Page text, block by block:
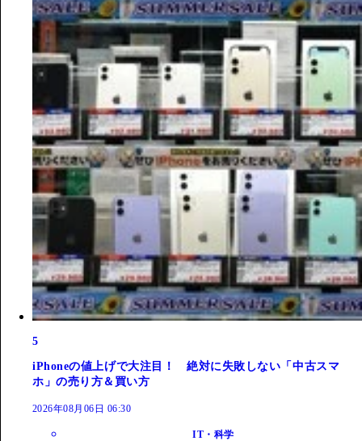
5
iPhoneの値上げで大注目！ 絶対に失敗しない「中古スマ
ホ」の売り方＆買い方
2026年08月06日 06:30
IT・科学